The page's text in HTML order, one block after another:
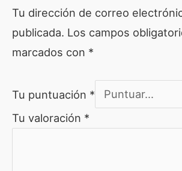
Tu dirección de correo
publicada. Los campos
marcados con *
Tu puntuación *
Tu valoración *